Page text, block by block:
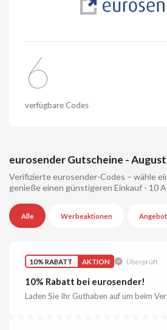
6
verfügbare Codes
eurosender Gutscheine -
Verifizierte eurosender-Codes – wähle
genieße einen günstigeren Einkauf - 10
Alle Werbeaktionen
10% RABATT AKTION Überprüft
10% Rabatt bei eurosender!
Laden Sie Ihr Guthaben auf um beim